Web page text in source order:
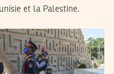
et la Palestine.